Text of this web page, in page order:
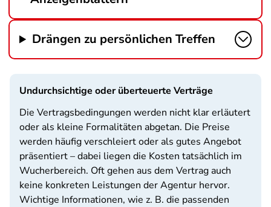
Drängen zu persönlichen Treffen
Undurchsichtige oder überteuerte Verträge
Die Vertragsbedingungen werden nicht klar erläutert
oder als kleine Formalitäten abgetan. Die Preise
werden häufig verschleiert oder als gutes Angebot
präsentiert – dabei liegen die Kosten tatsächlich im
Wucherbereich. Oft gehen aus dem Vertrag auch
keine konkreten Leistungen der Agentur hervor.
Wichtige Informationen, wie z. B. die passenden